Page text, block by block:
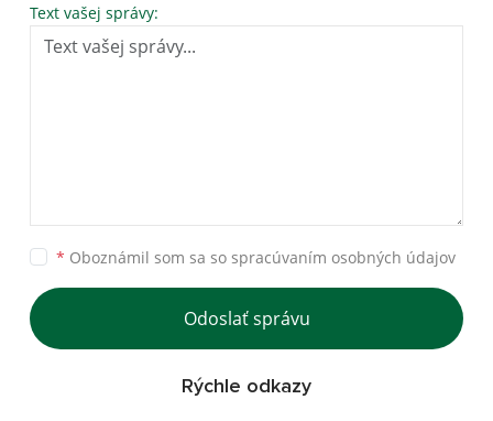
Text vašej správy:
* Oboznámil som sa so spracúvaním osobných údajov
Odoslať správu
Rýchle odkazy